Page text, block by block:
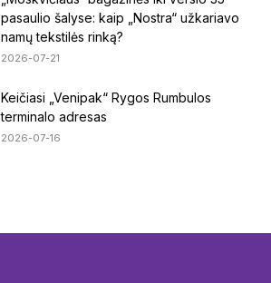
pasaulio šalyse: kaip „Nostra“ užkariavo
namų tekstilės rinką?
2026-07-21
Keičiasi „Venipak“ Rygos Rumbulos
terminalo adresas
2026-07-16